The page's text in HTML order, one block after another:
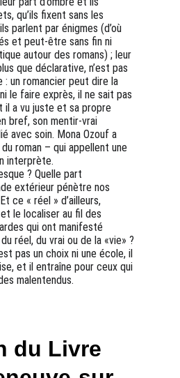
qu’ils fixent sans les
parlent par énigmes (d’où
et peut-être sans fin ni
autour des romans) ; leur
que déclarative, n’est pas
un romancier peut dire la
le faire exprès, il ne sait pas
il a vu juste et sa propre
bref, son mentir-vrai
avec soin. Mona Ozouf a
roman – qui appellent une
interprète.
? Quelle part
extérieur pénètre nos
ce « réel » d’ailleurs,
le localiser au fil des
qui ont manifesté
réel, du vrai ou de la «vie» ?
pas un choix ni une école, il
et il entraîne pour ceux qui
malentendus.
du Livre